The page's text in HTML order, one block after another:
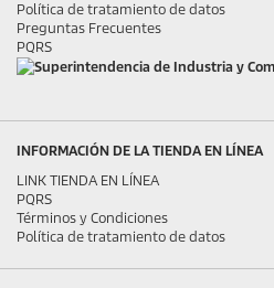
Política de tratamiento de datos
Preguntas Frecuentes
PQRS
INFORMACIÓN DE LA TIENDA EN LÍNEA
LINK TIENDA EN LÍNEA
PQRS
Términos y Condiciones
Política de tratamiento de datos